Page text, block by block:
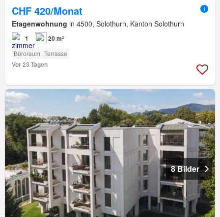
CHF 420/Monat
Etagenwohnung in 4500, Solothurn, Kanton Solothurn
1 20 m²
Büroraum Terrasse
Vor 23 Tagen
8 Bilder